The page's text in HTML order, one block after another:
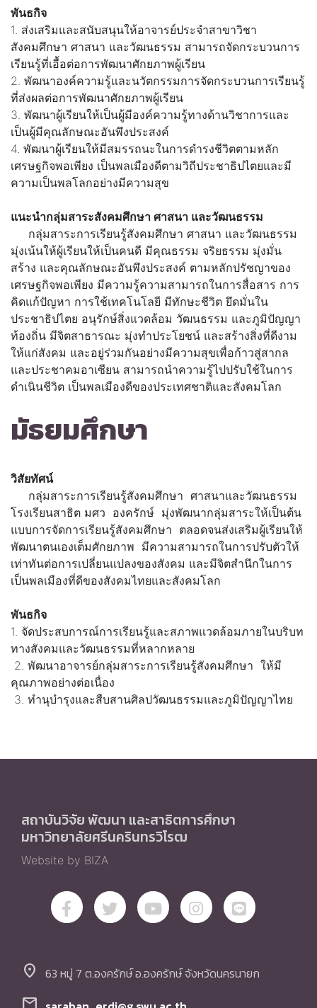
พันธกิจ
1. ส่งเสริมและสนับสนุนให้อาจารย์ประจำสาขาวิชา
สังคมศึกษา ศาสนา และวัฒนธรรม สามารถจัดกระบวนการ
เรียนรู้ที่เอื้อต่อการพัฒนาศักยภาพผู้เรียน
2. พัฒนาองค์ความรู้และนวัตกรรมการจัดกระบวนการเรียนรู้
ที่ส่งผลต่อการพัฒนาศักยภาพผู้เรียน
3. พัฒนาผู้เรียนให้เป็นผู้มีองค์ความรู้ทางด้านวิชาการและ
เป็นผู้มีคุณลักษณะอันพึงประสงค์
4. พัฒนาผู้เรียนให้มีสมรรถนะในการดำรงชีวิตตามหลัก
เศรษฐกิจพอเพียง เป็นพลเมืองดีตามวิถีประชาธิปไตยและมี
ความเป็นพลโลกอย่างมีความสุข
แนะนำกลุ่มสาระสังคมศึกษา ศาสนา และวัฒนธรรม
กลุ่มสาระการเรียนรู้สังคมศึกษา ศาสนา และวัฒนธรรม
มุ่งเน้นให้ผู้เรียนให้เป็นคนดี มีคุณธรรม จริยธรรม มุ่งมั่น
สร้าง และคุณลักษณะอันพึงประสงค์ ตามหลักปรัชญาของ
เศรษฐกิจพอเพียง มีความรู้ความสามารถในการสื่อสาร การ
คิดแก้ปัญหา การใช้เทคโนโลยี มีทักษะชีวิต ยึดมั่นใน
ประชาธิปไตย อนุรักษ์สิ่งแวดล้อม วัฒนธรรม และภูมิปัญญา
ท้องถิ่น มีจิตสาธารณะ มุ่งทำประโยชน์ และสร้างสิ่งที่ดีงาม
ให้แก่สังคม และอยู่ร่วมกันอย่างมีความสุขเพื่อก้าวสู่สากล
และประชาคมอาเซียน สามารถนำความรู้ไปปรับใช้ในการ
ดำเนินชีวิต เป็นพลเมืองดีของประเทศชาติและสังคมโลก
มัธยมศึกษา
วิสัยทัศน์
กลุ่มสาระการเรียนรู้สังคมศึกษา ศาสนาและวัฒนธรรม
โรงเรียนสาธิต มศว องครักษ์ มุ่งพัฒนากลุ่มสาระให้เป็นต้น
แบบการจัดการเรียนรู้สังคมศึกษา ตลอดจนส่งเสริมผู้เรียนให้
พัฒนาตนเองเต็มศักยภาพ มีความสามารถในการปรับตัวให้
เท่าทันต่อการเปลี่ยนแปลงของสังคม และมีจิตสำนึกในการ
เป็นพลเมืองที่ดีของสังคมไทยและสังคมโลก
พันธกิจ
1. จัดประสบการณ์การเรียนรู้และสภาพแวดล้อมภายในบริบท
ทางสังคมและวัฒนธรรมที่หลากหลาย
2. พัฒนาอาจารย์กลุ่มสาระการเรียนรู้สังคมศึกษา ให้มี
คุณภาพอย่างต่อเนื่อง
3. ทำนุบำรุงและสืบสานศิลปวัฒนธรรมและภูมิปัญญาไทย
สถาบันวิจัย พัฒนา และสาธิตการศึกษา
มหาวิทยาลัยศรีนครินทรวิโรฒ
Website by BIZA
location_on 63 หมู่ 7 ต.องครักษ์ อ.องครักษ์ จังหวัดนครนายก
mail